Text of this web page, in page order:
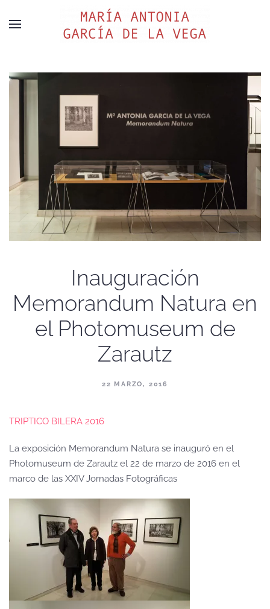
Inauguración
Memorandum Natura en
el Photomuseum de
Zarautz
22 MARZO, 2016
TRIPTICO BILERA 2016
La exposición Memorandum Natura se inauguró en el
Photomuseum de Zarautz el 22 de marzo de 2016 en el
marco de las XXIV Jornadas Fotográficas